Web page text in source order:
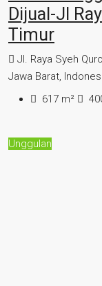
Dijual-Jl
Timur
Jl. Raya Syeh
Jawa Barat,
617 m²
Unggulan